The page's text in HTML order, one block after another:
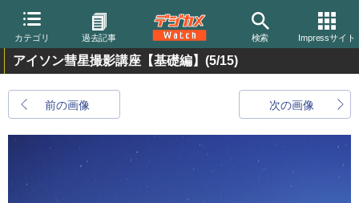
カテゴリ 過去記事 検索 Impressサイト
アイソン彗星撮影講座【基礎編】 (5/15)
前の画像 次の画像